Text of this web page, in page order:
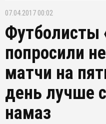
07.04.2017 00:02
Футболисты
попросили
матчи на
день лучше
намаз